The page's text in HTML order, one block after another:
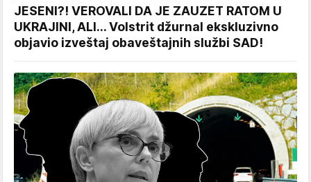
JESENI?! VEROVALI DA JE ZAUZET RATOM U
UKRAJINI, ALI... Volstrit džurnal ekskluzivno
objavio izveštaj obaveštajnih službi SAD!